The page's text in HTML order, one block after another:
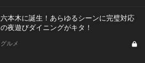
六本木に誕生！あらゆるシーンに完璧対応
の夜遊びダイニングがキタ！
グルメ